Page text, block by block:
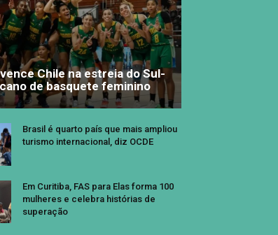
Chile na estreia do Sul-
de basquete feminino
Brasil é quarto país que mais ampliou
turismo internacional, diz OCDE
Em Curitiba, FAS para Elas forma 100
mulheres e celebra histórias de
superação